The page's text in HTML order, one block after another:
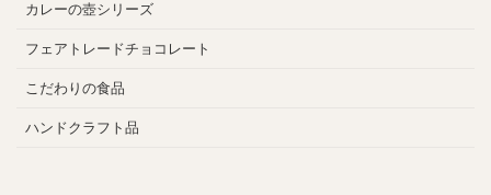
カレーの壺シリーズ
フェアトレードチョコレート
こだわりの食品
ハンドクラフト品